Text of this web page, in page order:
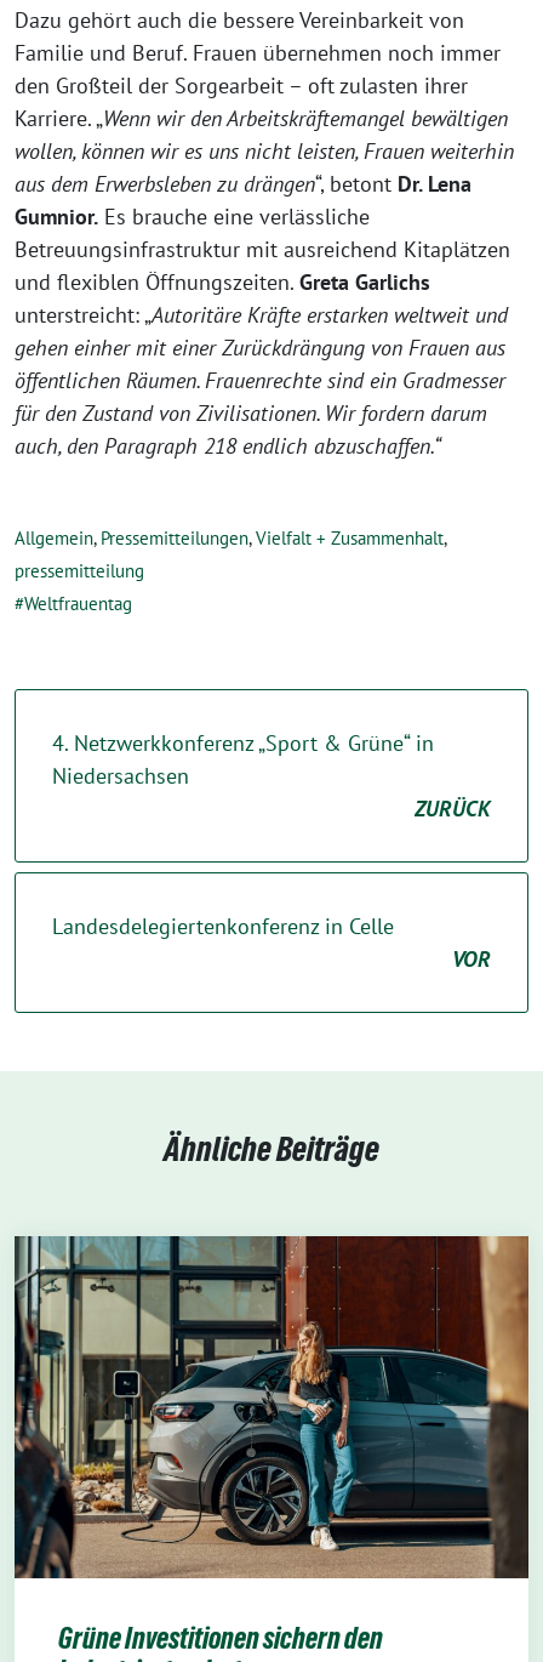
Dazu gehört auch die bessere Vereinbarkeit von
Familie und Beruf. Frauen übernehmen noch immer
den Großteil der Sorgearbeit – oft zulasten ihrer
Karriere. „Wenn wir denArbeitskräftemangel bewältigen
wollen, können wir es uns nicht leisten, Frauen weiterhin
aus dem Erwerbsleben zu drängen“, betont Dr. Lena
Gumnior. Es brauche eine verlässliche
Betreuungsinfrastruktur mit ausreichend Kitaplätzen
und flexiblen Öffnungszeiten. Greta Garlichs
unterstreicht: „Autoritäre Kräfte erstarken weltweit und
gehen einher mit einer Zurückdrängung von Frauen aus
öffentlichen Räumen. Frauenrechte sind ein Gradmesser
für den Zustand von Zivilisationen. Wir fordern darum
auch, den Paragraph 218 endlich abzuschaffen.“
Allgemein, Pressemitteilungen,Vielfalt + Zusammenhalt,
pressemitteilung
Weltfrauentag
4. Netzwerkkonferenz „Sport & Grüne“ in
Niedersachsen
ZURÜCK
Landesdelegiertenkonferenz in Celle
VOR
Ähnliche Beiträge
Grüne Investitionen sichern den